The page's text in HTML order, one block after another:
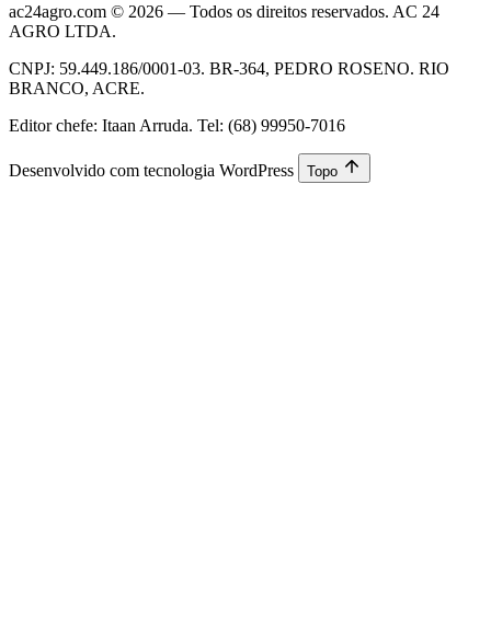
ac24agro.com © 2026 — Todos os direitos reservados. AC 24
AGRO LTDA.
CNPJ: 59.449.186/0001-03. BR-364, PEDRO ROSENO. RIO
BRANCO, ACRE.
Editor chefe: Itaan Arruda. Tel: (68) 99950-7016
Desenvolvido com tecnologia WordPress Topo